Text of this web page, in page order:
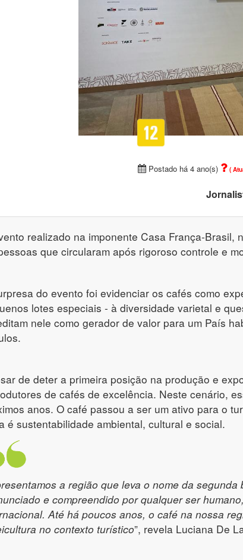
Postado há 4 ano(s) (
realizado na imponente Casa França-
que circularam após rigoroso controle e
do evento foi evidenciar os cafés como
lotes especiais - à diversidade varietal e
nele como gerador de valor para um País
de deter a primeira posição na produção e
de cafés de excelência. Neste cenário,
anos. O café passou a ser um ativo para o
é sustentabilidade ambiental, cultural e social.
a região que leva o nome da
e compreendido por qualquer ser
Até há poucos anos, o café na nossa
no contexto turístico”, revela Luciana De